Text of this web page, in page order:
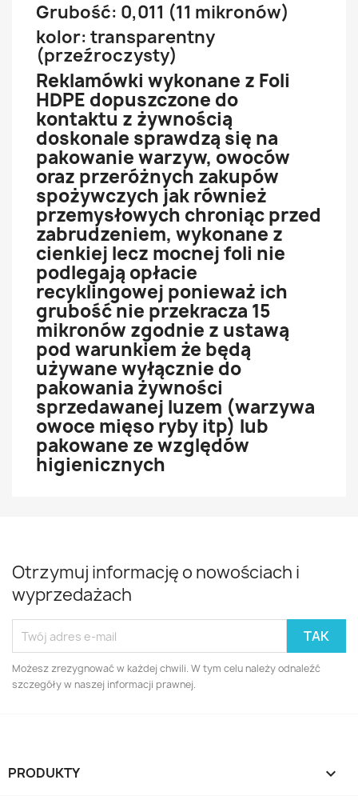
Grubość: 0,011 (11 mikronów)
kolor: transparentny
(przeźroczysty)
Reklamówki wykonane z Foli
HDPE dopuszczone do
kontaktu z żywnością
doskonale sprawdzą się na
pakowanie warzyw, owoców
oraz przeróżnych zakupów
spożywczych jak również
przemysłowych chroniąc przed
zabrudzeniem, wykonane z
cienkiej lecz mocnej foli nie
podlegają opłacie
recyklingowej ponieważ ich
grubość nie przekracza 15
mikronów zgodnie z ustawą
pod warunkiem że będą
używane wyłącznie do
pakowania żywności
sprzedawanej luzem (warzywa
owoce mięso ryby itp) lub
pakowane ze względów
higienicznych
Otrzymuj informację o nowościach i
wyprzedażach
Możesz zrezygnować w każdej chwili. W tym celu należy odnaleźć
szczegóły w naszej informacji prawnej.
PRODUKTY 